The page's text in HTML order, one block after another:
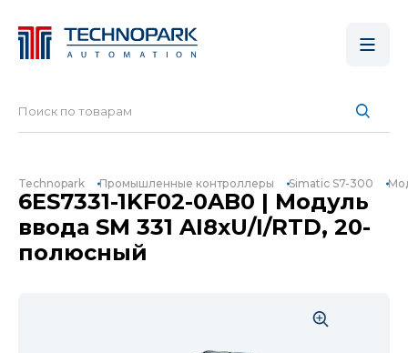
Technopark Промышленные контроллеры Simatic S7-300
6ES7331-1KF02-0AB0 | Модуль
ввода SM 331 AI8xU/I/RTD, 20-
полюсный